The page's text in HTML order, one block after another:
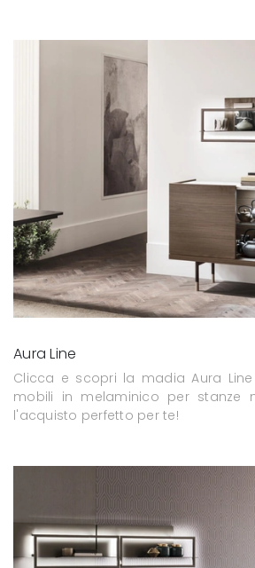
Aura Line
Clicca e scopri la madia Aura
mobili in melaminico per stanze
l'acquisto perfetto per te!